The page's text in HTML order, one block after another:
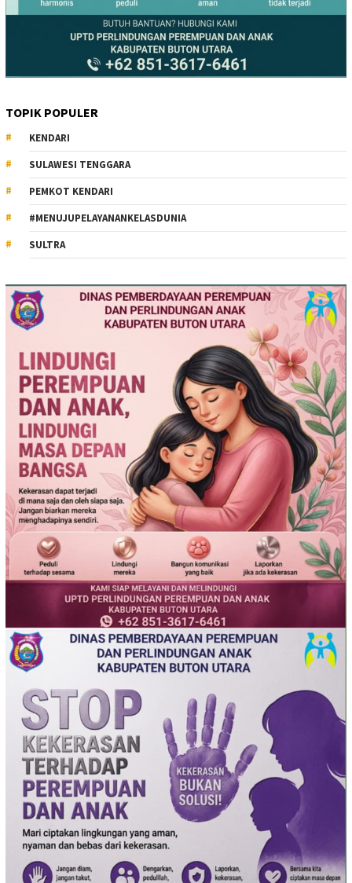
TOPIK POPULER
KENDARI
SULAWESI TENGGARA
PEMKOT KENDARI
#MENUJUPELAYANANKELASDUNIA
SULTRA